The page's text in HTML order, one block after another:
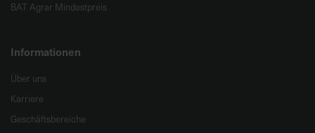
BAT Agrar Mindestpreis
Informationen
Über uns
Karriere
Geschäftsbereiche